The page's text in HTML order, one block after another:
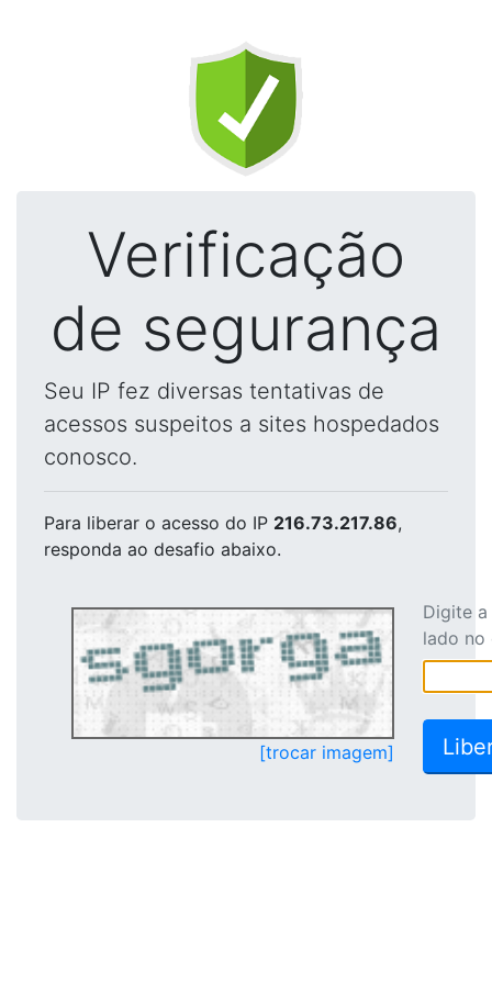
Verificação
de segurança
Seu IP fez diversas tentativas de
acessos suspeitos a sites hospedados
conosco.
Para liberar o acesso do IP 216.73.217.86,
responda ao desafio abaixo.
[trocar imagem]
Digite
lado no